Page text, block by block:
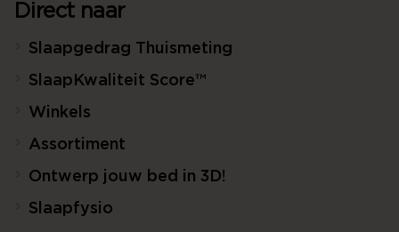
Direct naar
Slaapgedrag Thuismeting
SlaapKwaliteit Score™
Winkels
Assortiment
Ontwerp jouw bed in 3D!
Slaapfysio